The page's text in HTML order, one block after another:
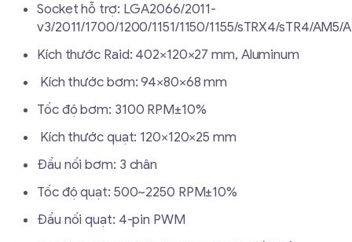
Socket hỗ trợ: LGA2066/2011-
v3/2011/1700/1200/1151/1150/1155/sTRX4/sTR4/AM5/
Kích thước Raid: 402×120×27 mm, Aluminum
Kích thước bơm: 94×80×68 mm
Tốc độ bơm: 3100 RPM±10%
Kích thước quạt: 120×120×25 mm
Đầu nối bơm: 3 chân
Tốc độ quạt: 500~2250 RPM±10%
Đầu nối quạt: 4-pin PWM